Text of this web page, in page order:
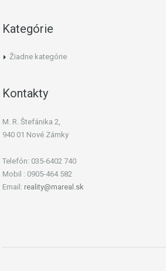
Kategórie
Žiadne kategórie
Kontakty
M. R. Štefánika 2,
940 01 Nové Zámky
Telefón: 035-6402 740
Mobil : 0905-464 582
Email: reality@mareal.sk